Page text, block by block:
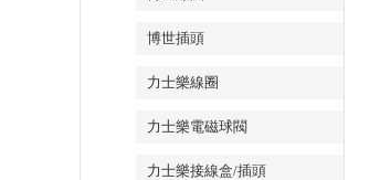
博世插頭
力士樂線圈
力士樂電磁球閥
力士樂接線盒/插頭